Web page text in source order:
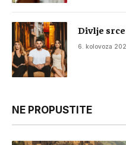
Divlje
6. kolovoza
NE PROPUSTITE